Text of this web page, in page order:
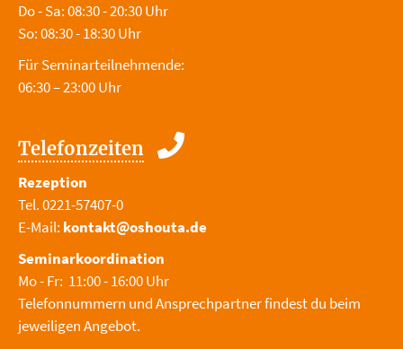
Do - Sa: 08:30 - 20:30 Uhr
So: 08:30 - 18:30 Uhr
Für Seminarteilnehmende:
06:30 – 23:00 Uhr
Telefonzeiten
Rezeption
Tel. 0221-57407-0
E-Mail: kontakt@oshouta.de
Seminarkoordination
Mo - Fr: 11:00 - 16:00 Uhr
Telefonnummern und Ansprechpartner findest du beim
jeweiligen Angebot.